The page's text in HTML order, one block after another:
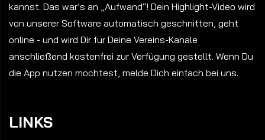
kannst. Das war’s an „Aufwand“! Dein Highlight-Video wird
von unserer Software automatisch geschnitten, geht
online - und wird Dir für Deine Vereins-Kanäle
anschließend kostenfrei zur Verfügung gestellt. Wenn Du
die App nutzen möchtest, melde Dich einfach bei uns.
LINKS